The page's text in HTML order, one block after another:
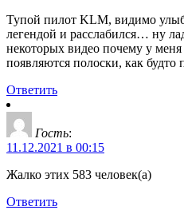
Тупой пилот KLM, видимо
легендой и расслабился… ну
некоторых видео почему у
появляются полоски, как будто
Ответить
Гость:
11.12.2021 в 00:15
Жалко этих 583 человек(а)
Ответить